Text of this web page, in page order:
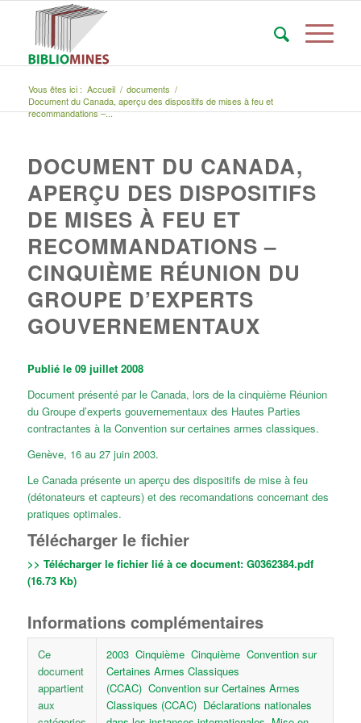
Vous êtes ici : Accueil / documents /
Document du Canada, aperçu des dispositifs de mises à feu et
recommandations –...
DOCUMENT DU CANADA,
APERÇU DES DISPOSITIFS
DE MISES À FEU ET
RECOMMANDATIONS –
CINQUIÈME RÉUNION DU
GROUPE D’EXPERTS
GOUVERNEMENTAUX
Publié le 09 juillet 2008
Document présenté par le Canada, lors de la cinquième Réunion
du Groupe d’experts gouvernementaux des Hautes Parties
contractantes à la Convention sur certaines armes classiques.
Genève, 16 au 27 juin 2003.
Le Canada présente un aperçu des dispositifs de mise à feu
(détonateurs et capteurs) et des recomandations concernant des
pratiques optimales.
Télécharger le fichier
>> Télécharger le fichier lié à ce document: G0362384.pdf
(16.73 Kb)
Informations complémentaires
Ce
document
appartient
aux
2003 Cinquième Cinquième Convention sur
Certaines Armes Classiques
(CCAC) Convention sur Certaines Armes
Classiques (CCAC) Déclarations nationales